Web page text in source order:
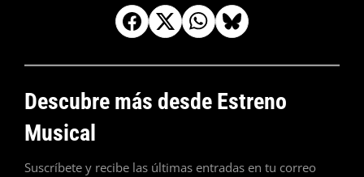
Descubre más desde Estreno
Musical
Suscríbete y recibe las últimas entradas en tu correo